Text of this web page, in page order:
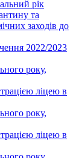
рік
та
заходів до
2022/2023
року,
ліцею в
року,
ліцею в